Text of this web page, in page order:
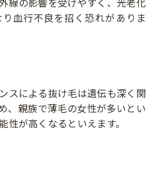
血行不良を招く恐れがありま
スによる抜け毛は遺伝も深く関
、親族で薄毛の女性が多いとい
性が高くなるといえます。